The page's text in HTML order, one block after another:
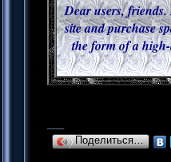
Dear users,
site and purchase
the form of a
Поделиться…